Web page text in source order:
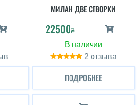
МИЛАН ДВЕ СТВОРКИ
22500₴
2
ПОДРОБНЕЕ